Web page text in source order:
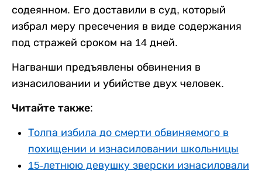
содеянном. Его доставили в суд, который
избрал меру пресечения в виде содержания
под стражей сроком на 14 дней.
Нагванши предъявлены обвинения в
изнасиловании и убийстве двух человек.
Читайте также:
Толпа избила до смерти обвиняемого в
похищении и изнасиловании школьницы
15-летнюю девушку зверски изнасиловали